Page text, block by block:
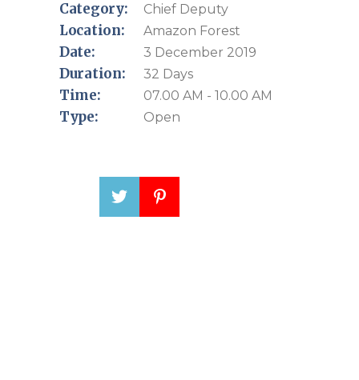
Category: Chief Deputy
Location: Amazon Forest
Date: 3 December 2019
Duration: 32 Days
Time: 07.00 AM - 10.00 AM
Type: Open